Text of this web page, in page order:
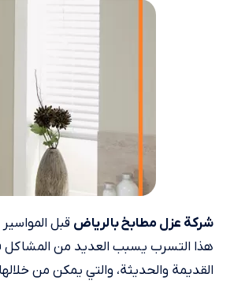
شركة عزل مطابخ بالرياض قبل
هذا التسرب يسبب العديد من المشاكل
القديمة والحديثة، والتي يمكن من